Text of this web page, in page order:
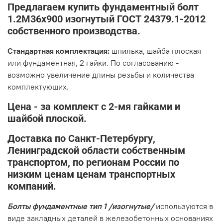
Предлагаем купить фундаментный болт
1.2М36х900 изогнутый ГОСТ 24379.1-2012
собственного производства.
Стандартная комплектация: шпилька, шайба плоская
или фундаментная, 2 гайки. По согласованию -
возможно увеличение длины резьбы и количества
комплектующих.
Цена - за комплект с 2-мя гайками и
шайбой плоской.
Доставка по Санкт-Петербургу,
Ленинградской области собственным
транспортом, по регионам России по
низким ценам ценам транспортных
компаний.
Болты фундаментные тип 1 /изогнутые/используются в
виде закладных деталей в железобетонных основаниях